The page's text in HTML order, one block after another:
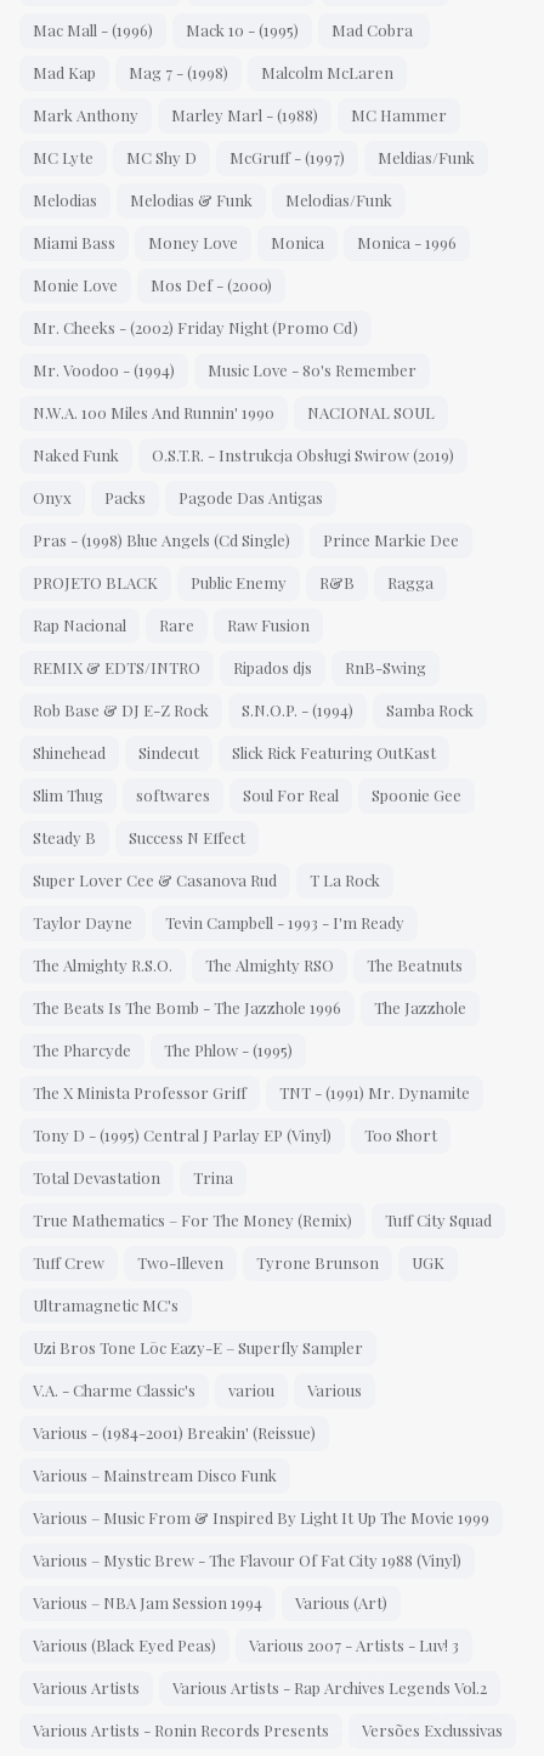
Mac Mall - (1996) Mack 10 - (1995) Mad Cobra ‎
Mad Kap Mag 7 - (1998) Malcolm McLaren
Mark Anthony Marley Marl - (1988) MC Hammer
MC Lyte MC Shy D McGruff - (1997) Meldias/Funk
Melodias Melodias & Funk Melodias/Funk
Miami Bass Money Love Monica Monica - 1996
Monie Love Mos Def - (2000)
Mr. Cheeks - (2002) Friday Night (Promo Cd)
Mr. Voodoo - (1994) Music Love - 80's Remember
N.W.A. 100 Miles And Runnin' 1990 NACIONAL SOUL
Naked Funk O.S.T.R. - Instrukcja Obsługi Swirow (2019)
Onyx Packs Pagode Das Antigas
Pras - (1998) Blue Angels (Cd Single) Prince Markie Dee
PROJETO BLACK Public Enemy R&B Ragga
Rap Nacional Rare Raw Fusion
REMIX & EDTS/INTRO Ripados djs RnB-Swing
Rob Base & DJ E-Z Rock S.N.O.P. - (1994) Samba Rock
Shinehead Sindecut Slick Rick Featuring OutKast
Slim Thug softwares Soul For Real Spoonie Gee
Steady B Success N Effect
Super Lover Cee & Casanova Rud T La Rock
Taylor Dayne Tevin Campbell - 1993 - I'm Ready
The Almighty R.S.O. The Almighty RSO The Beatnuts
The Beats Is The Bomb - The Jazzhole 1996 The Jazzhole
The Pharcyde The Phlow - (1995)
The X Minista Professor Griff TNT - (1991) Mr. Dynamite
Tony D - (1995) Central J Parlay EP (Vinyl) Too Short
Total Devastation Trina
True Mathematics – For The Money (Remix) Tuff City Squad
Tuff Crew Two-Illeven Tyrone Brunson UGK
Ultramagnetic MC's
Uzi Bros Tone Lōc Eazy-E – Superfly Sampler
V.A. - Charme Classic's variou Various
Various - (1984-2001) Breakin' (Reissue)
Various – Mainstream Disco Funk
Various – Music From & Inspired By Light It Up The Movie 1999
Various – Mystic Brew - The Flavour Of Fat City 1988 (Vinyl)
Various – NBA Jam Session 1994 Various (Art)
Various (Black Eyed Peas) Various 2007 - Artists - Luv! 3
Various Artists Various Artists - Rap Archives Legends Vol.2
Various Artists - Ronin Records Presents Versões Exclussivas